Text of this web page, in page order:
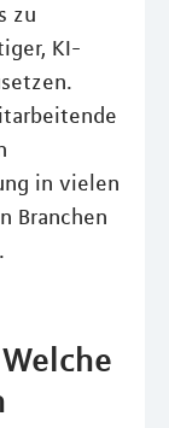
zu
KI-
in vielen
Branchen